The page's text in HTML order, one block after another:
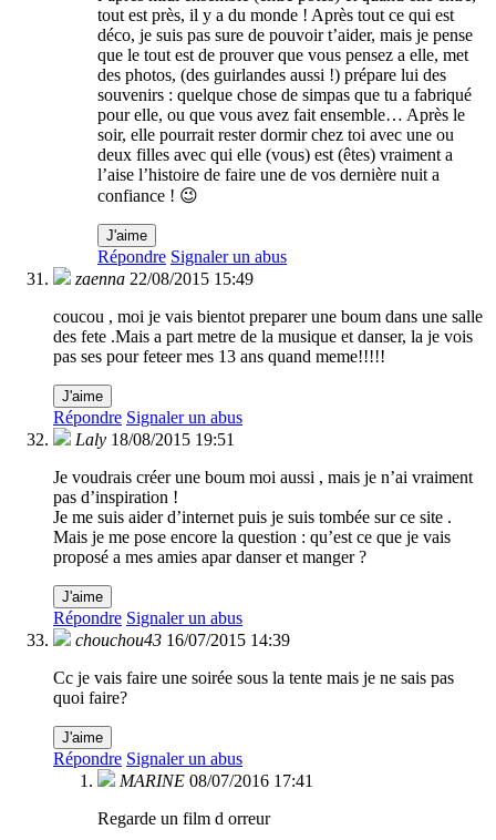
tout est près, il y a du monde ! Après tout ce qui est
déco, je suis pas sure de pouvoir t’aider, mais je pense
que le tout est de prouver que vous pensez a elle, met
des photos, (des guirlandes aussi !) prépare lui des
souvenirs : quelque chose de simpas que tu a fabriqué
pour elle, ou que vous avez fait ensemble… Après le
soir, elle pourrait rester dormir chez toi avec une ou
deux filles avec qui elle (vous) est (êtes) vraiment a
l’aise l’histoire de faire une de vos dernière nuit a
confiance ! 😉
J'aime
Répondre Signaler un abus
zaenna 22/08/2015 15:49
coucou , moi je vais bientot preparer une boum dans une salle
des fete .Mais a part metre de la musique et danser, la je vois
pas ses pour feteer mes 13 ans quand meme!!!!!
J'aime
Répondre Signaler un abus
Laly 18/08/2015 19:51
Je voudrais créer une boum moi aussi , mais je n’ai vraiment
pas d’inspiration !
Je me suis aider d’internet puis je suis tombée sur ce site .
Mais je me pose encore la question : qu’est ce que je vais
proposé a mes amies apar danser et manger ?
J'aime
Répondre Signaler un abus
chouchou43 16/07/2015 14:39
Cc je vais faire une soirée sous la tente mais je ne sais pas
quoi faire?
J'aime
Répondre Signaler un abus
MARINE 08/07/2016 17:41
Regarde un film d orreur